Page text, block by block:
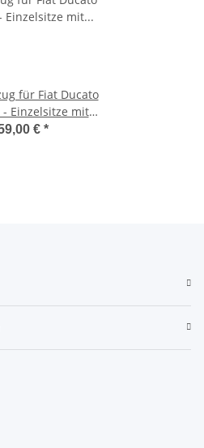
für Fiat Ducato
- Einzelsitze mit
und
€ *